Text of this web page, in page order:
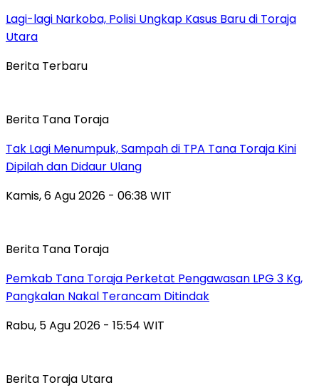
Lagi-lagi Narkoba, Polisi Ungkap Kasus Baru di Toraja
Utara
Berita Terbaru
Berita Tana Toraja
Tak Lagi Menumpuk, Sampah di TPA Tana Toraja Kini
Dipilah dan Didaur Ulang
Kamis, 6 Agu 2026 - 06:38 WIT
Berita Tana Toraja
Pemkab Tana Toraja Perketat Pengawasan LPG 3 Kg,
Pangkalan Nakal Terancam Ditindak
Rabu, 5 Agu 2026 - 15:54 WIT
Berita Toraja Utara